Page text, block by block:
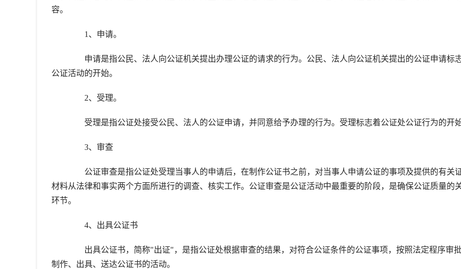
容。
1、申请。
申请是指公民、法人向公证机关提出办理公证的请求的行为。公民、法人向公证机关提出的公证申请标
公证活动的开始。
2、受理。
受理是指公证处接受公民、法人的公证申请，并同意给予办理的行为。受理标志着公证处公证行为的开始
3、审查
公证审查是指公证处受理当事人的申请后，在制作公证书之前，对当事人申请公证的事项及提供的有关
材料从法律和事实两个方面所进行的调查、核实工作。公证审查是公证活动中最重要的阶段，是确保公证质量的
环节。
4、出具公证书
出具公证书，简称"出证"，是指公证处根据审查的结果，对符合公证条件的公证事项，按照法定程序审批
制作、出具、送达公证书的活动。